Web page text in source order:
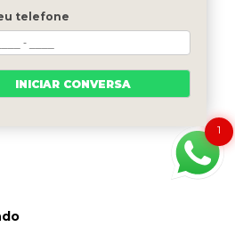
1
telefone
INICIAR CONVERSA